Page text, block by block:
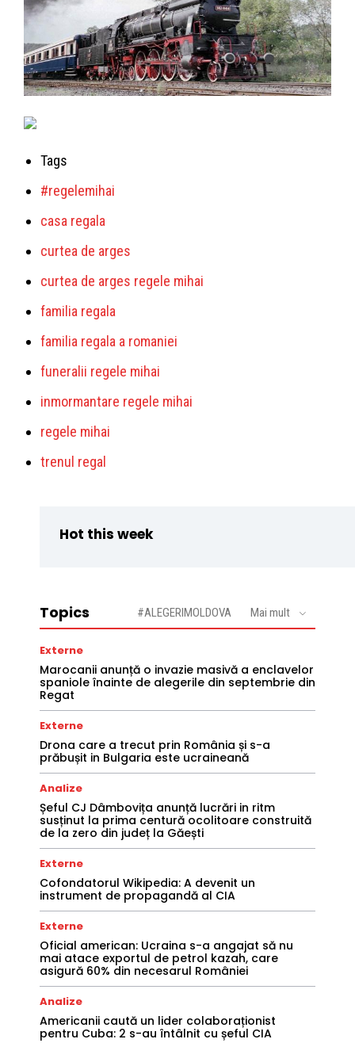
Tags
#regelemihai
casa regala
curtea de arges
curtea de arges regele mihai
familia regala
familia regala a romaniei
funeralii regele mihai
inmormantare regele mihai
regele mihai
trenul regal
Hot this week
Topics #ALEGERIMOLDOVA Mai mult
Externe
Marocanii anunță o invazie masivă a enclavelor
spaniole înainte de alegerile din septembrie din
Regat
Externe
Drona care a trecut prin România și s-a
prăbușit in Bulgaria este ucraineană
Analize
Șeful CJ Dâmbovița anunță lucrări in ritm
susținut la prima centură ocolitoare construită
de la zero din județ la Găești
Externe
Cofondatorul Wikipedia: A devenit un
instrument de propagandă al CIA
Externe
Oficial american: Ucraina s-a angajat să nu
mai atace exportul de petrol kazah, care
asigură 60% din necesarul României
Analize
Americanii caută un lider colaboraționist
pentru Cuba: 2 s-au întâlnit cu șeful CIA